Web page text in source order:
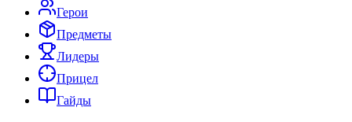
Герои
Предметы
Лидеры
Прицел
Гайды